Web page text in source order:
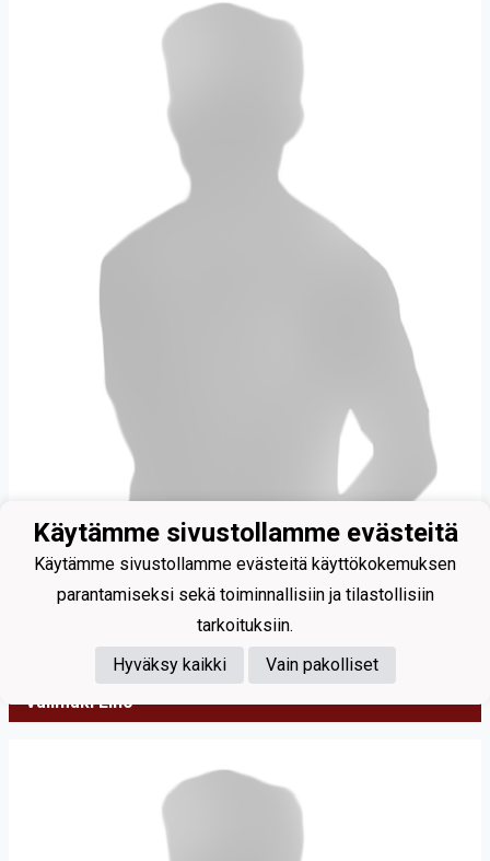
Välimäki Eino
Käytämme sivustollamme evästeitä
Käytämme sivustollamme evästeitä käyttökokemuksen
parantamiseksi sekä toiminnallisiin ja tilastollisiin
tarkoituksiin.
Hyväksy kaikki
Vain pakolliset